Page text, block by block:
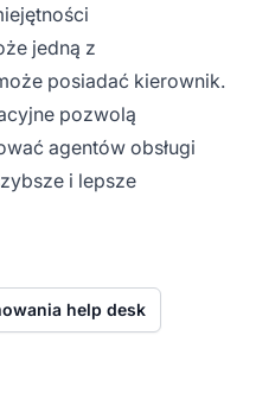
jedną z
posiadać kierownik.
pozwolą
agentów obsługi
i lepsze
help desk